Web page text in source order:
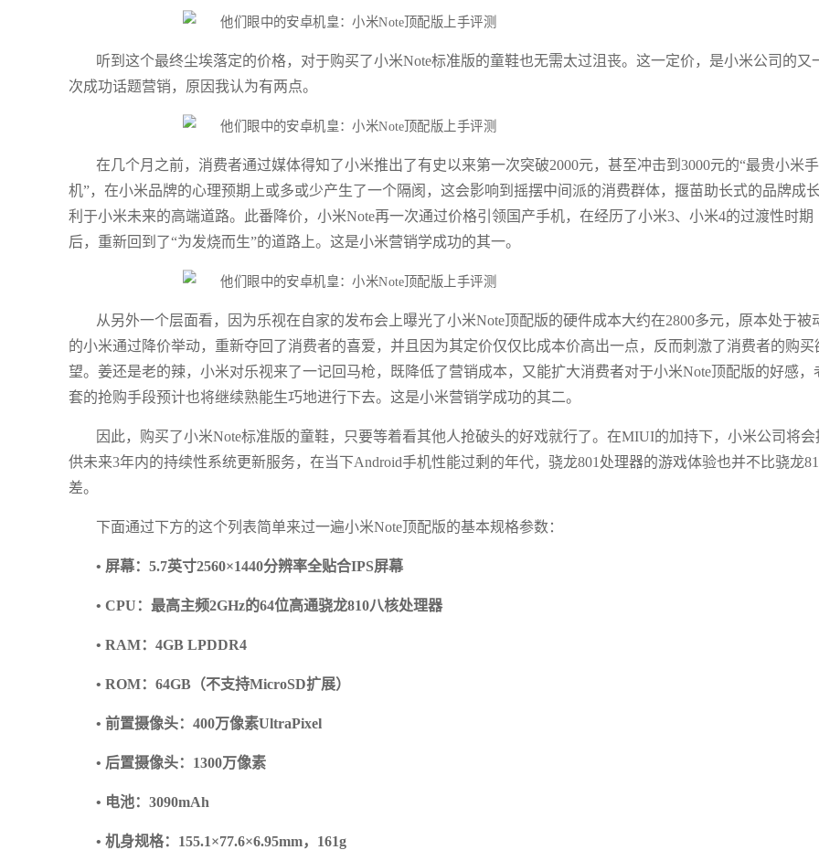
听到这个最终尘埃落定的价格，对于购买了小米Note标准版的童鞋也无需太过沮丧。这一定价，是小米公司的又
次成功话题营销，原因我认为有两点。
在几个月之前，消费者通过媒体得知了小米推出了有史以来第一次突破2000元，甚至冲击到3000元的“最贵小米手
机”，在小米品牌的心理预期上或多或少产生了一个隔阂，这会影响到摇摆中间派的消费群体，揠苗助长式的品牌成
利于小米未来的高端道路。此番降价，小米Note再一次通过价格引领国产手机，在经历了小米3、小米4的过渡性时期
后，重新回到了“为发烧而生”的道路上。这是小米营销学成功的其一。
从另外一个层面看，因为乐视在自家的发布会上曝光了小米Note顶配版的硬件成本大约在2800多元，原本处于被
的小米通过降价举动，重新夺回了消费者的喜爱，并且因为其定价仅仅比成本价高出一点，反而刺激了消费者的购买
望。姜还是老的辣，小米对乐视来了一记回马枪，既降低了营销成本，又能扩大消费者对于小米Note顶配版的好感，
套的抢购手段预计也将继续熟能生巧地进行下去。这是小米营销学成功的其二。
因此，购买了小米Note标准版的童鞋，只要等着看其他人抢破头的好戏就行了。在MIUI的加持下，小米公司将会
供未来3年内的持续性系统更新服务，在当下Android手机性能过剩的年代，骁龙801处理器的游戏体验也并不比骁龙
差。
下面通过下方的这个列表简单来过一遍小米Note顶配版的基本规格参数：
• 屏幕：5.7英寸2560×1440分辨率全贴合IPS屏幕
• CPU：最高主频2GHz的64位高通骁龙810八核处理器
• RAM：4GB LPDDR4
• ROM：64GB（不支持MicroSD扩展）
• 前置摄像头：400万像素UltraPixel
• 后置摄像头：1300万像素
• 电池：3090mAh
• 机身规格：155.1×77.6×6.95mm，161g